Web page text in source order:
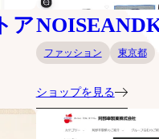
ア
ファッション 東京都
ショップを見る